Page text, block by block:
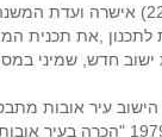
היום (שלישי, 22.5) אישרה
,את תכנית
חדש, שמיני
עיר אובות
ממשלה משנת 1979 "הכרה